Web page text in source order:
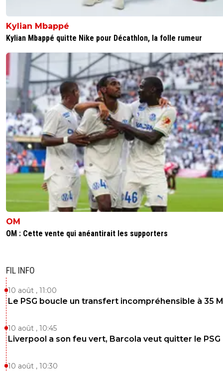
Kylian Mbappé
Kylian Mbappé quitte Nike pour Décathlon, la folle rumeur
OM
OM : Cette vente qui anéantirait les supporters
FIL INFO
10 août , 11:00
Le PSG boucle un transfert incompréhensible à 35
10 août , 10:45
Liverpool a son feu vert, Barcola veut quitter le PSG
10 août , 10:30